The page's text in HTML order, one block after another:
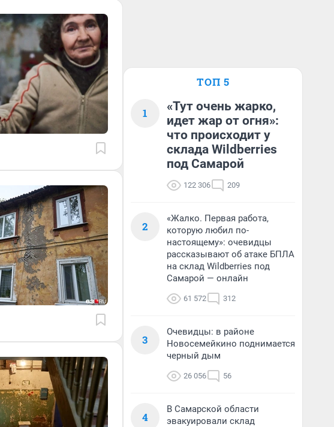
ТОП 5
1
«Тут очень жарко,
идет жар от огня»:
что происходит у
склада Wildberries
под Самарой
122 306 209
2
«Жалко. Первая работа,
которую любил по-
настоящему»: очевидцы
рассказывают об атаке БПЛА
на склад Wildberries под
Самарой — онлайн
61 572 312
3
Очевидцы: в районе
Новосемейкино поднимается
черный дым
26 056 56
4
В Самарской области
эвакуировали склад